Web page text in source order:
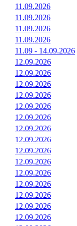
11.09.2026
11.09.2026
11.09.2026
11.09.2026
11.09 - 14.09.2026
12.09.2026
12.09.2026
12.09.2026
12.09.2026
12.09.2026
12.09.2026
12.09.2026
12.09.2026
12.09.2026
12.09.2026
12.09.2026
12.09.2026
12.09.2026
12.09.2026
12.09.2026